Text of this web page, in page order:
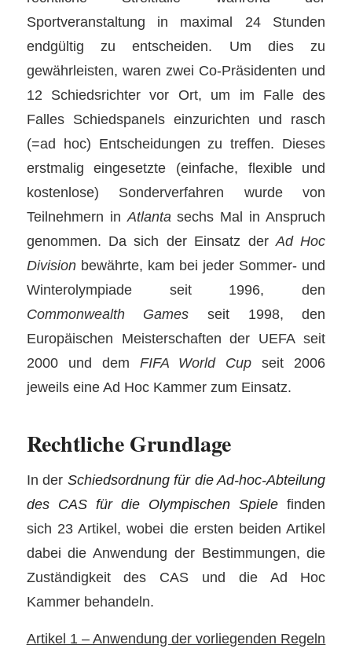
Sportveranstaltung in maximal 24 Stunden
endgültig zu entscheiden. Um dies zu
gewährleisten, waren zwei Co-Präsidenten und
12 Schiedsrichter vor Ort, um im Falle des
Falles Schiedspanels einzurichten und rasch
(=ad hoc) Entscheidungen zu treffen. Dieses
erstmalig eingesetzte (einfache, flexible und
kostenlose) Sonderverfahren wurde von
Teilnehmern in Atlanta sechs Mal in Anspruch
genommen. Da sich der Einsatz der Ad Hoc
Divisionbewährte, kam bei jeder Sommer- und
Winterolympiade seit 1996, den
Commonwealth Games seit 1998, den
Europäischen Meisterschaften der UEFA seit
2000 und dem FIFA World Cup seit 2006
jeweils eine Ad Hoc Kammer zum Einsatz.
Rechtliche Grundlage
In der Schiedsordnung für die Ad-hoc-Abteilung
des CAS für die Olympischen Spiele finden
sich 23 Artikel, wobei die ersten beiden Artikel
dabei die Anwendung der Bestimmungen, die
Zuständigkeit des CAS und die Ad Hoc
Kammer behandeln.
Artikel 1 – Anwendung der vorliegenden Regeln